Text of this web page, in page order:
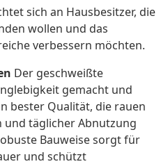
sich an Hausbesitzer, die
wollen und das
verbessern möchten.
Der geschweißte
gemacht und
bester Qualität, die rauen
täglicher Abnutzung
Bauweise sorgt für
und schützt